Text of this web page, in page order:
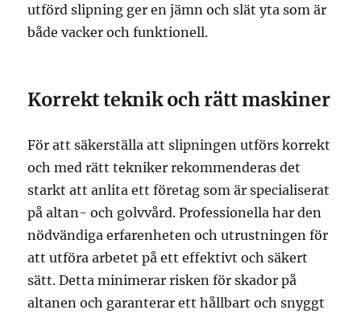
utförd slipning ger en jämn och slät yta som är
både vacker och funktionell.
Korrekt teknik och rätt maskiner
För att säkerställa att slipningen utförs korrekt
och med rätt tekniker rekommenderas det
starkt att anlita ett företag som är specialiserat
på altan- och golvvård. Professionella har den
nödvändiga erfarenheten och utrustningen för
att utföra arbetet på ett effektivt och säkert
sätt. Detta minimerar risken för skador på
altanen och garanterar ett hållbart och snyggt